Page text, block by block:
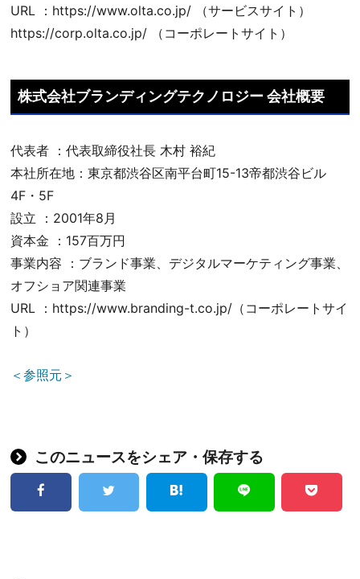
URL ：https://www.olta.co.jp/ （サービスサイト）
https://corp.olta.co.jp/ （コーポレートサイト）
株式会社ブランディングテクノロジー 会社概要
代表者 ：代表取締役社長 木村 裕紀
本社所在地：東京都渋谷区南平台町15-13帝都渋谷ビル
4F・5F
設立 ：2001年8月
資本金 ：157百万円
事業内容 ：ブランド事業、デジタルマーケティング事業、
オフショア関連事業
URL ：https://www.branding-t.co.jp/（コーポレートサイ
ト）
＜参照元＞
このニュースをシェア・保存する